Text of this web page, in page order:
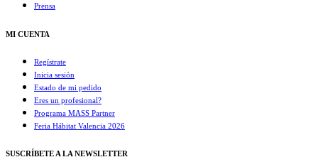
Prensa
MI CUENTA
Regístrate
Inicia sesión
Estado de mi pedido
Eres un profesional?
Programa MASS Partner
Feria Hábitat Valencia 2026​
SUSCRÍBETE A LA NEWSLETTER